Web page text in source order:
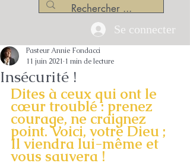
Se connecter
Insécurité !
Pasteur Annie Fondacci
11 juin 2021 1 min de lecture
Dites à ceux qui ont le
cœur troublé : prenez
courage, ne craignez
point. Voici, votre Dieu ;
Il viendra lui-même et
vous sauvera !